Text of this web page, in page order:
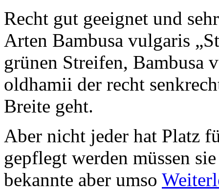
Recht gut geeignet und
Arten Bambusa vulgaris
grünen Streifen, Bambusa
oldhamii der recht
Breite geht.
Aber nicht jeder hat Platz
gepflegt werden müssen
bekannte aber umso